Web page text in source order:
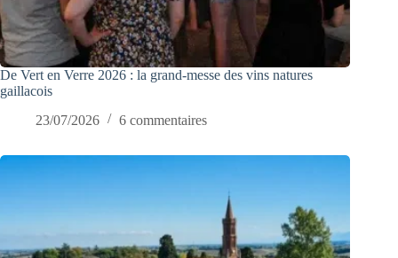
De Vert en Verre 2026 : la grand-messe des vins natures
gaillacois
23/07/2026
6 commentaires